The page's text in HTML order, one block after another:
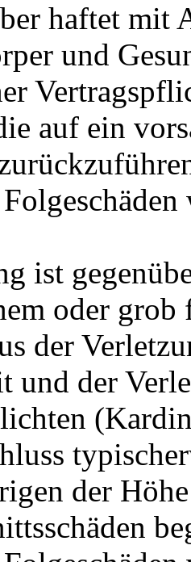
haftet mit
und
auf ein
ist
oder grob
der
und der
der